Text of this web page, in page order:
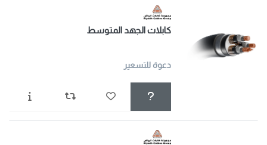
كابلات الجهد المتوسط
دعوة للتسعير